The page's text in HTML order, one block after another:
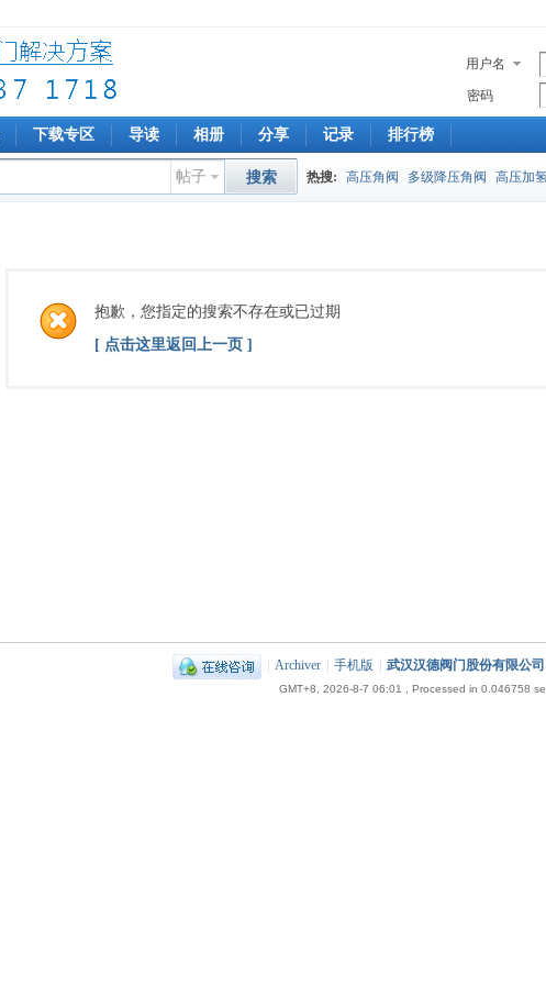
用户名
密码
下载专区 导读 相册 分享 记录 排行榜
帖子 搜索 热搜: 高压角阀 多级降压角阀 高压加
抱歉，您指定的搜索不存在或已过期
[ 点击这里返回上一页 ]
Archiver 手机版 武汉汉德阀门股份有限公司
GMT+8, 2026-8-7 06:01 , Processed in 0.046758